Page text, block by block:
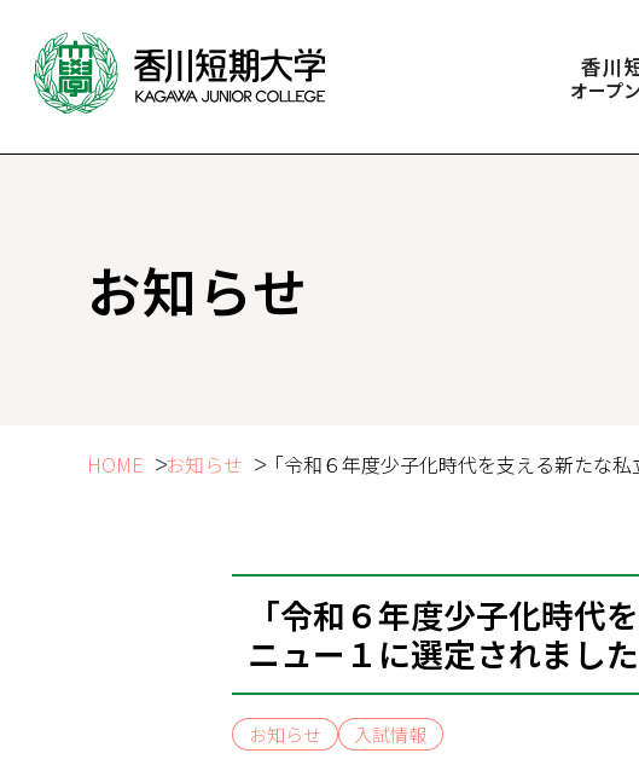
香川
オープ
お知らせ
HOME お知らせ 「令和６年度少子化時代を支える新たな
「令和６年度少子化時代
ニュー１に選定されました
お知らせ 入試情報